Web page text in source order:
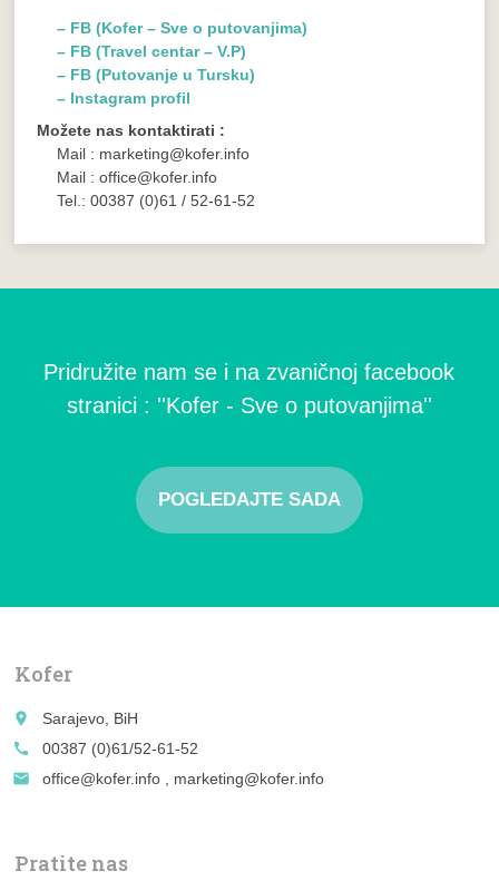
– FB (Kofer – Sve o putovanjima)
– FB (Travel centar – V.P)
– FB (Putovanje u Tursku)
– Instagram profil
Možete nas kontaktirati :
Mail : marketing@kofer.info
Mail : office@kofer.info
Tel.: 00387 (0)61 / 52-61-52
Pridružite nam se i na zvaničnoj facebook
stranici : ''Kofer - Sve o putovanjima''
POGLEDAJTE SADA
Kofer
place
Sarajevo, BiH
call
00387 (0)61/52-61-52
email
office@kofer.info , marketing@kofer.info
Pratite nas